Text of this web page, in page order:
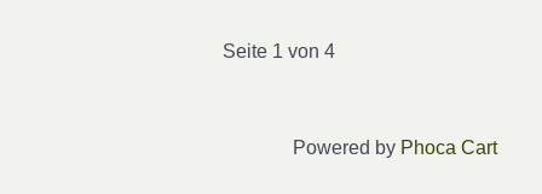
Seite 1 von 4
Powered by Phoca Cart